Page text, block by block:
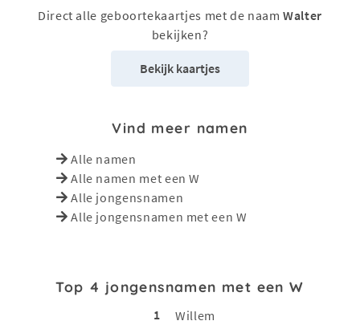
Direct alle geboortekaartjes met de naamWalter
bekijken?
Bekijk kaartjes
Vind meer namen
Alle namen
Alle namen met een W
Alle jongensnamen
Alle jongensnamen met een W
Top 4 jongensnamen met een W
1
Willem